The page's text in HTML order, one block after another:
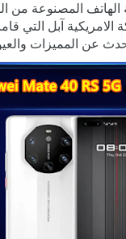
المصنوعة من